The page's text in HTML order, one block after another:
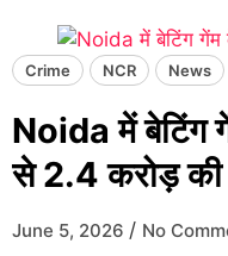
Crime NCR News
Noida में बेटिंग
से 2.4 करोड़ की
June 5, 2026 / No